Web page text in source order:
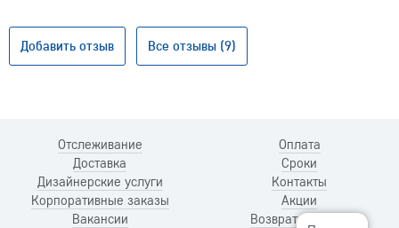
Добавить отзыв Все отзывы (9)
Отслеживание
Доставка
Оплата
Сроки
Дизайнерские услуги
Корпоративные заказы
Контакты
Акции
Вакансии
Возврат и обмен